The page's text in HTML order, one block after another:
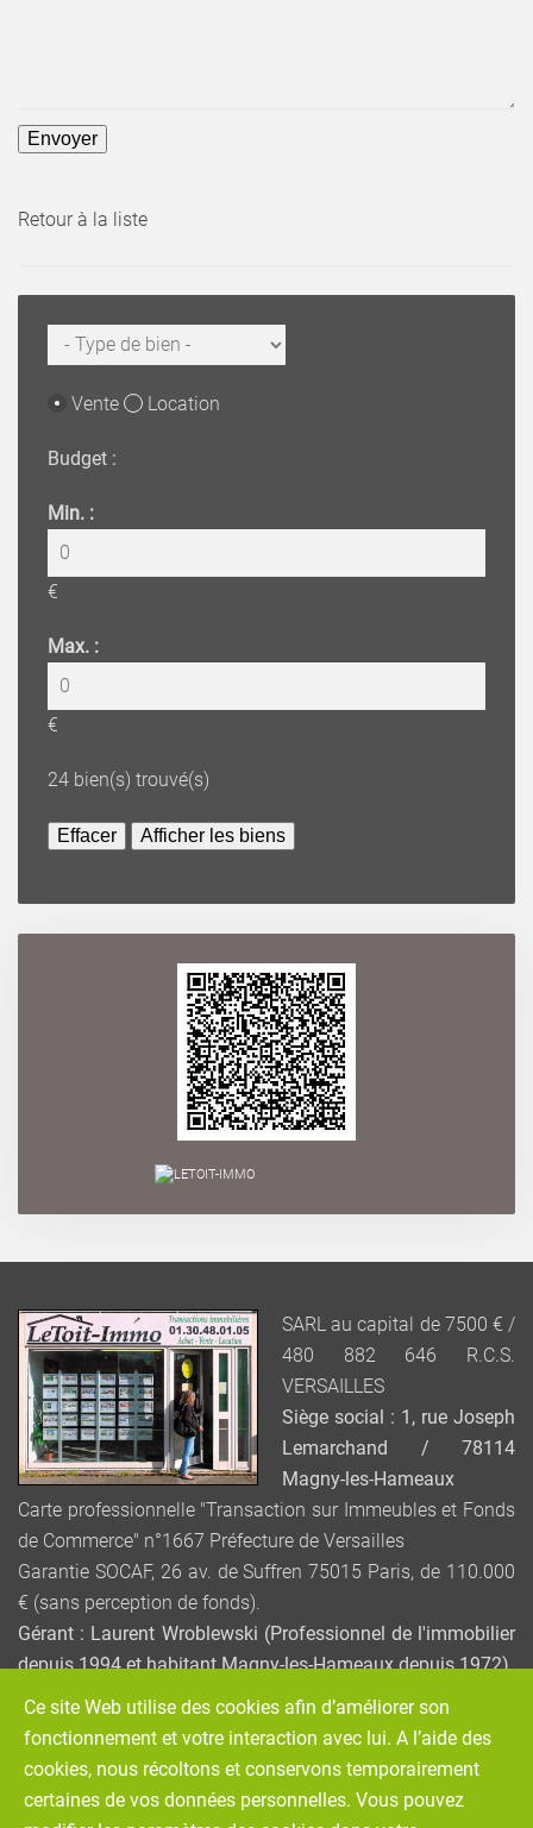
Retour à la liste
Vente Location
Budget :
Min. :
€
Max. :
€
24 bien(s) trouvé(s)
SARL au capital de 7500 € /
480 882 646 R.C.S.
VERSAILLES
Siège social : 1, rue Joseph
Lemarchand / 78114
Magny-les-Hameaux
Carte professionnelle "Transaction sur Immeubles et Fonds
de Commerce" n°1667 Préfecture de Versailles
Garantie SOCAF, 26 av. de Suffren 75015 Paris, de 110.000
€ (sans perception de fonds).
Gérant : Laurent Wroblewski (Professionnel de l'immobilier
depuis 1994 et habitant Magny-les-Hameaux depuis 1972)
Service de Médiation de la consommation : MEDIATION –
VIVONS MIEUX ENSEMBLE / www.mediation-vivons-mieux-
ensemble.fr
(465 avenue de la Libération / 54000 NANCY)
Ce site Web utilise des cookies afin d’améliorer son
fonctionnement et votre interaction avec lui. A l’aide des
cookies, nous récoltons et conservons temporairement
certaines de vos données personnelles. Vous pouvez